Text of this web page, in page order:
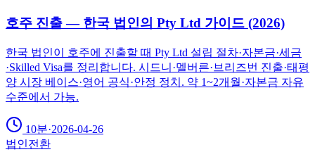
호주 진출 — 한국 법인의 Pty Ltd 가이드 (2026)
한국 법인이 호주에 진출할 때 Pty Ltd 설립 절차·자본금·세금
·Skilled Visa를 정리합니다. 시드니·멜버른·브리즈번 진출·태평
양 시장 베이스·영어 공식·안정 정치. 약 1~2개월·자본금 자유
수준에서 가능.
10분·2026-04-26
법인전환